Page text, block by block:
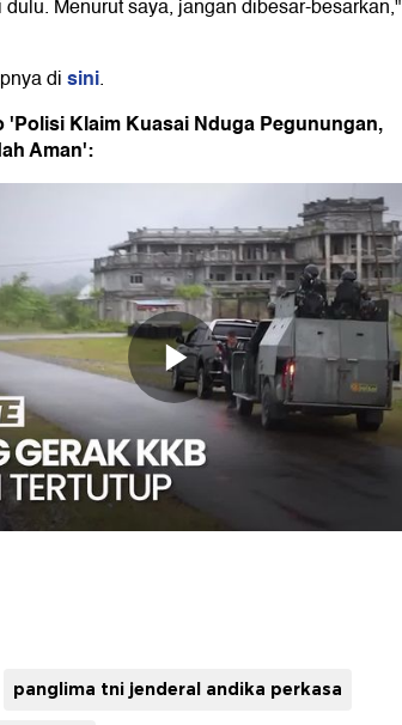
Menurut saya, jangan dibesar-besarkan,"
disini.
'Polisi Klaim Kuasai Nduga Pegunungan,
Aman':
panglima tni jenderal andika perkasa